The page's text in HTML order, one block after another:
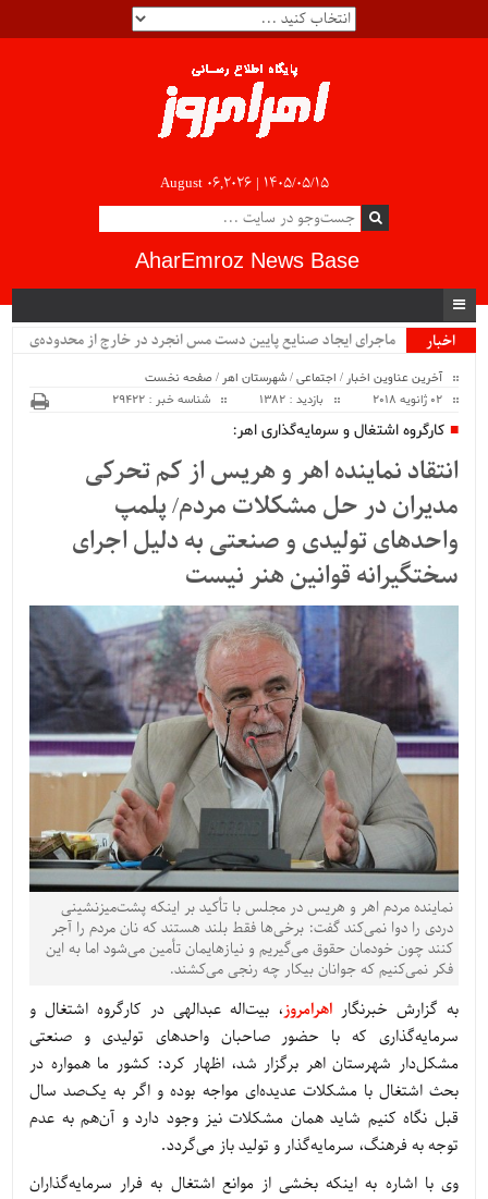
August 06,2026 | ۱۴۰۵/۰۵/۱۵
AharEmroz News Base
اخبار
ماجرای ایجاد صنایع پایین دست مس انجرد در خارج از محدوده‌ی
آخرین عناوین اخبار / اجتماعی/شهرستان اهر /صفحه نخست
02 ژانویه 2018
بازدید : 1382 شناسه خبر : 29422
کارگروه اشتغال و سرمایه‌گذاری اهر:
انتقاد نماینده اهر و هریس از کم تحرکی
مدیران در حل مشکلات مردم/ پلمپ
واحدهای تولیدی و صنعتی به دلیل اجرای
سختگیرانه قوانین هنر نیست
نماینده مردم اهر و هریس در مجلس با تأکید بر اینکه پشت‌میزنشینی
دردی را دوا نمی‌کند گفت: برخی‌ها فقط بلند هستند که نان مردم را آجر
کنند چون خودمان حقوق می‌گیریم و نیازهایمان تأمین می‌شود اما به این
فکر نمی‌کنیم که جوانان بیکار چه رنجی می‌کشند.
به گزارش خبرنگاراهرامروز، بیت‌اله عبدالهی در کارگروه اشتغال و
سرمایه‌گذاری که با حضور صاحبان واحدهای تولیدی و صنعتی
مشکل‌دار شهرستان اهر برگزار شد، اظهار کرد: کشور ما همواره در
بحث اشتغال با مشکلات عدیده‌ای مواجه بوده و اگر به یک‌صد سال
قبل نگاه کنیم شاید همان مشکلات نیز وجود دارد و آن‌هم به عدم
توجه به فرهنگ، سرمایه‌گذار و تولید باز می‌گردد.
وی با اشاره به اینکه بخشی از موانع اشتغال به فرار سرمایه‌گذاران